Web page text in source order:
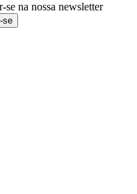
na nossa newsletter
se